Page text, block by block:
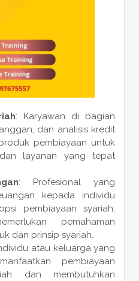
: Karyawan di bagian
dan analisis kredit
pembiayaan untuk
layanan yang tepat
: Profesional yang
kepada individu
pembiayaan syariah,
pemahaman
dan prinsip syariah.
atau keluarga yang
pembiayaan
dan membutuhkan